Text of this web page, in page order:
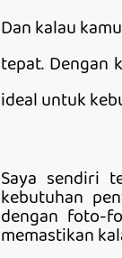
Dan kalau
tepat. Dengan
ideal untuk
Saya sendiri
kebutuhan
dengan foto-
memastikan